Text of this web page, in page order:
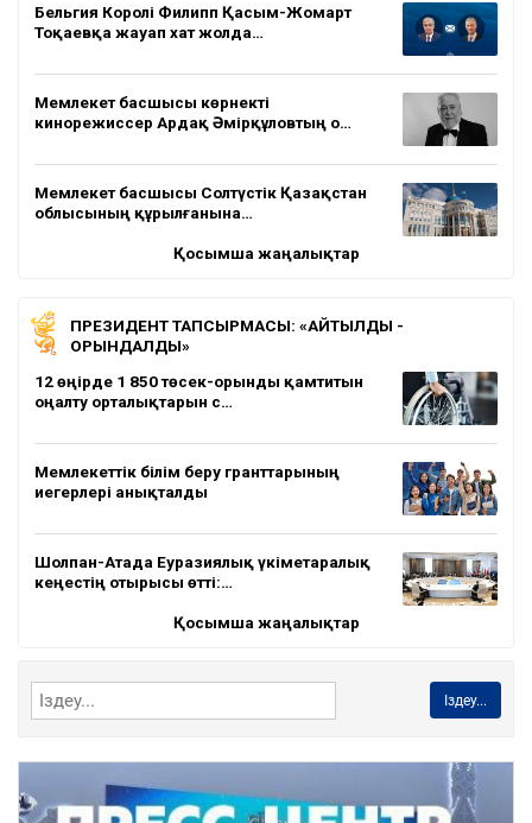
Бельгия Королі Филипп Қасым-Жомарт
Тоқаевқа жауап хат жолда…
Мемлекет басшысы көрнекті
кинорежиссер Ардақ Әмірқұловтың о…
Мемлекет басшысы Солтүстік Қазақстан
облысының құрылғанына…
Қосымша жаңалықтар
ПРЕЗИДЕНТ ТАПСЫРМАСЫ: «АЙТЫЛДЫ -
ОРЫНДАЛДЫ»
12 өңірде 1 850 төсек-орынды қамтитын
оңалту орталықтарын с…
Мемлекеттік білім беру гранттарының
иегерлері анықталды
Шолпан-Атада Еуразиялық үкіметаралық
кеңестің отырысы өтті:…
Қосымша жаңалықтар
Іздеу...